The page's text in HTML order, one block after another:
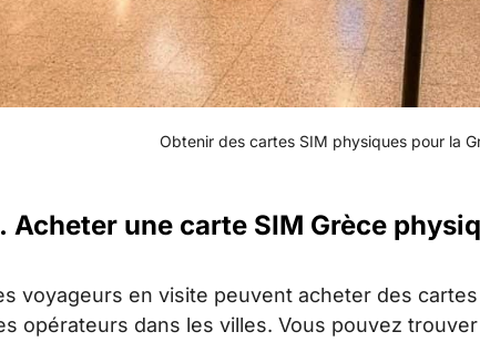
Obtenir des cartes SIM physiques pour la
Acheter une carte SIM Grèce
voyageurs en visite peuvent acheter des
opérateurs dans les villes. Vous pouvez